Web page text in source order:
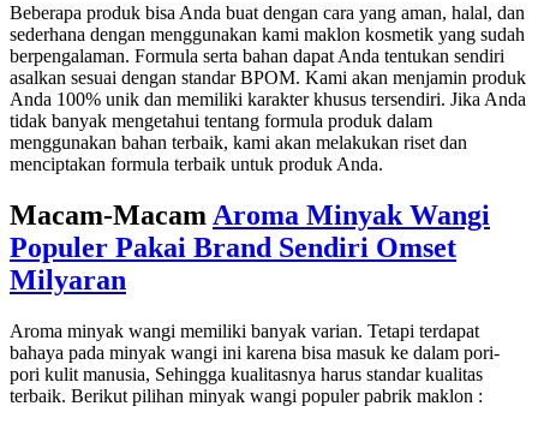
Beberapa produk bisa Anda buat dengan cara yang aman, halal, dan
sederhana dengan menggunakan kami maklon kosmetik yang sudah
berpengalaman. Formula serta bahan dapat Anda tentukan sendiri
asalkan sesuai dengan standar BPOM. Kami akan menjamin produk
Anda 100% unik dan memiliki karakter khusus tersendiri. Jika Anda
tidak banyak mengetahui tentang formula produk dalam
menggunakan bahan terbaik, kami akan melakukan riset dan
menciptakan formula terbaik untuk produk Anda.
Macam-Macam Aroma Minyak Wangi
Populer Pakai Brand Sendiri Omset
Milyaran
Aroma minyak wangi memiliki banyak varian. Tetapi terdapat
bahaya pada minyak wangi ini karena bisa masuk ke dalam pori-
pori kulit manusia, Sehingga kualitasnya harus standar kualitas
terbaik. Berikut pilihan minyak wangi populer pabrik maklon :